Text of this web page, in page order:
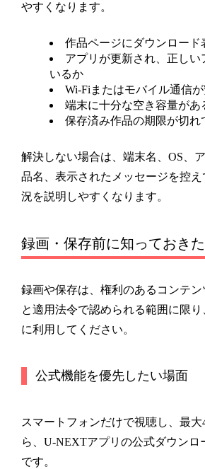
やすくなります。
作品ページにダウンロード
アプリが更新され、正し
いるか
Wi-Fiまたはモバイル通信
端末に十分な空き容量があ
保存済み作品の期限が切れ
解決しない場合は、端末名、OS、
品名、表示されたメッセージを控
況を説明しやすくなります。
録画・保存前に知っておき
録画や保存は、権利のあるコンテ
と適用法令で認められる範囲に限
に利用してください。
公式機能を優先したい場面
スマートフォンだけで視聴し、最
ら、U-NEXTアプリの公式ダウンロ
です。